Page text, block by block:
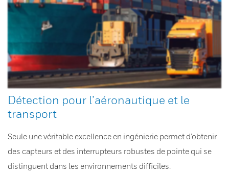
Détection pour l’aéronautique et le
transport
Seule une véritable excellence en ingénierie permet d’obtenir
des capteurs et des interrupteurs robustes de pointe qui se
distinguent dans les environnements difficiles.